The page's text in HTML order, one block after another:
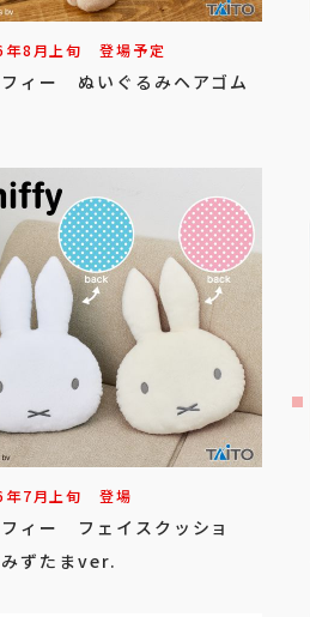
年8月上旬 登場予定
ィー ぬいぐるみヘアゴム
年7月上旬 登場
ィー フェイスクッショ
ずたまver.